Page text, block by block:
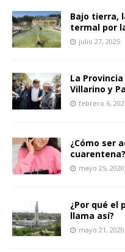
Bajo tierra,
termal por
julio 27, 2025
La
Villarino y
febrero 6,
¿Cómo ser
cuarentena?
mayo 25, 2020
¿Por qué el
llama así?
mayo 21, 2020